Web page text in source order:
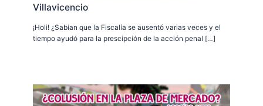
Villavicencio
¡Holi! ¿Sabían que la Fiscalía se ausentó varias veces y el
tiempo ayudó para la prescipción de la acción penal […]